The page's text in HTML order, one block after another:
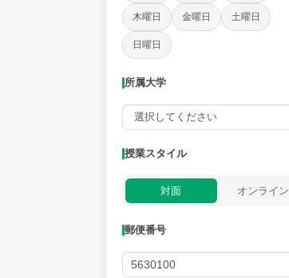
木曜日 金曜日 土曜日
日曜日
所属大学
授業スタイル
対面 オンライン
郵便番号
社会 算数 理科
時給：¥1,000 ～ ¥10,000
授業可能日
月曜日 火曜日
距離：15km以内